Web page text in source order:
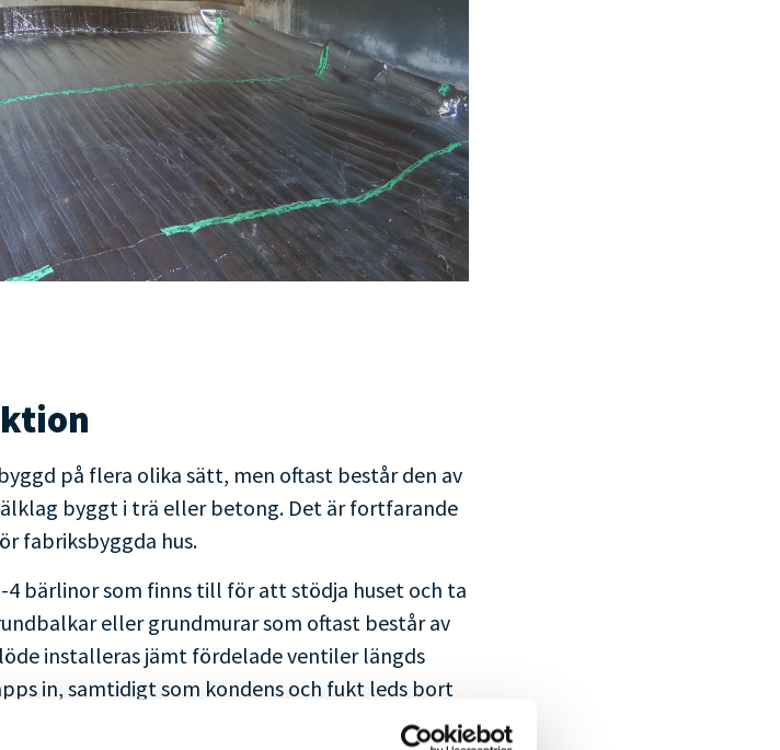
på flera olika sätt, men oftast består den av
byggt i trä eller betong. Det är fortfarande
fabriksbyggda hus.
4 bärlinor som finns till för att stödja huset och ta
eller grundmurar som oftast består av
installeras jämt fördelade ventiler längds
in, samtidigt som kondens och fukt leds bort